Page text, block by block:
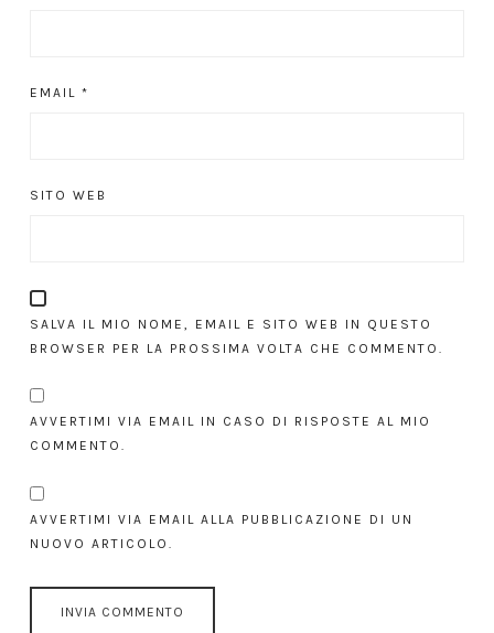
EMAIL *
SITO WEB
SALVA IL MIO NOME, EMAIL E SITO WEB IN QUESTO
BROWSER PER LA PROSSIMA VOLTA CHE COMMENTO.
AVVERTIMI VIA EMAIL IN CASO DI RISPOSTE AL MIO
COMMENTO.
AVVERTIMI VIA EMAIL ALLA PUBBLICAZIONE DI UN
NUOVO ARTICOLO.